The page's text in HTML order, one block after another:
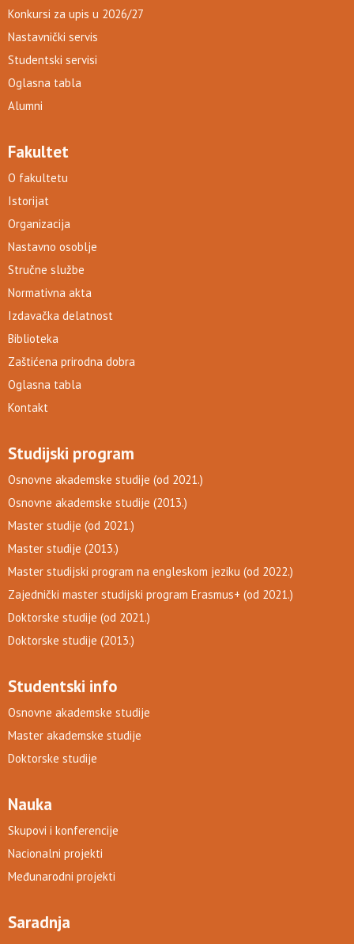
Konkursi za upis u 2026/27
Nastavnički servis
Studentski servisi
Oglasna tabla
Alumni
Fakultet
O fakultetu
Istorijat
Organizacija
Nastavno osoblje
Stručne službe
Normativna akta
Izdavačka delatnost
Biblioteka
Zaštićena prirodna dobra
Oglasna tabla
Kontakt
Studijski program
Osnovne akademske studije (od 2021.)
Osnovne akademske studije (2013.)
Master studije (od 2021.)
Master studije (2013.)
Master studijski program na engleskom jeziku (od 2022.)
Zajednički master studijski program Erasmus+ (od 2021.)
Doktorske studije (od 2021.)
Doktorske studije (2013.)
Studentski info
Osnovne akademske studije
Master akademske studije
Doktorske studije
Nauka
Skupovi i konferencije
Nacionalni projekti
Međunarodni projekti
Saradnja